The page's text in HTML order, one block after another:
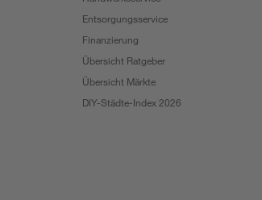
Entsorgungsservice
Finanzierung
Übersicht Ratgeber
Übersicht Märkte
DIY-Städte-Index 2026